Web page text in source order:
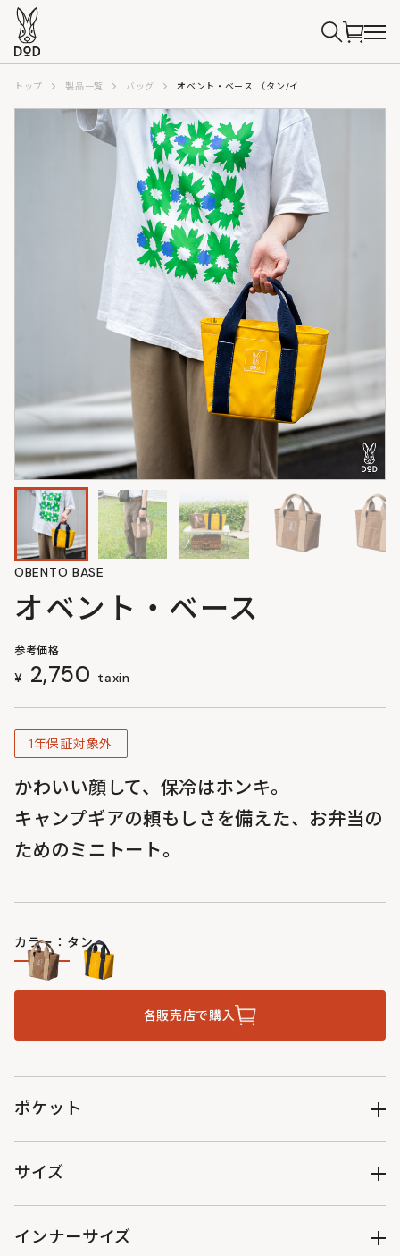
トップ 製品一覧 バッグ オベント・ベース （タン/イエロー） BA224-TN/YL
OBENTO BASE
オベント・ベース
参考価格
¥ 2,750 taxin
1年保証対象外
かわいい顔して、保冷はホンキ。
キャンプギアの頼もしさを備えた、お弁当の
ためのミニトート。
カラー：タン
各販売店で購入
ポケット
外側：オープンポケット×1
内側：メッシュポケット×3
サイズ
インナーサイズ